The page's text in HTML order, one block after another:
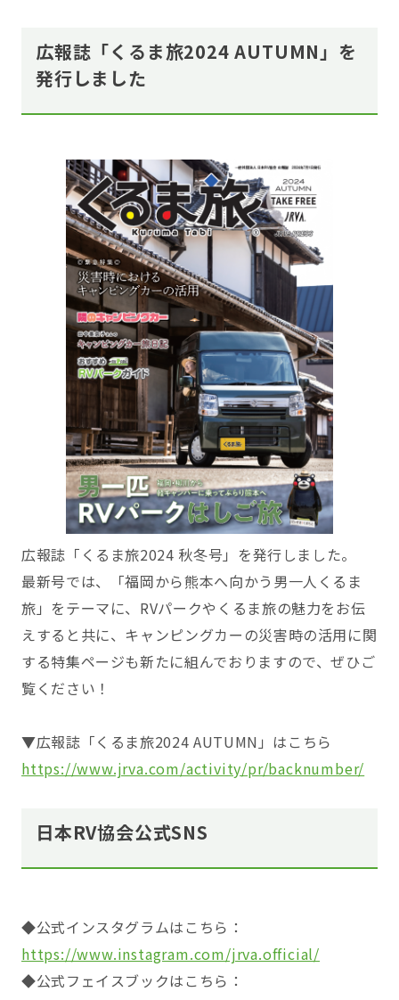
広報誌「くるま旅2024 AUTUMN」を
発行しました
広報誌「くるま旅2024 秋冬号」を発行しました。
最新号では、「福岡から熊本へ向かう男一人くるま
旅」をテーマに、RVパークやくるま旅の魅力をお伝
えすると共に、キャンピングカーの災害時の活用に関
する特集ページも新たに組んでおりますので、ぜひご
覧ください！
▼広報誌「くるま旅2024 AUTUMN」はこちら
https://www.jrva.com/activity/pr/backnumber/
日本RV協会公式SNS
◆公式インスタグラムはこちら：
https://www.instagram.com/jrva.official/
◆公式フェイスブックはこちら：